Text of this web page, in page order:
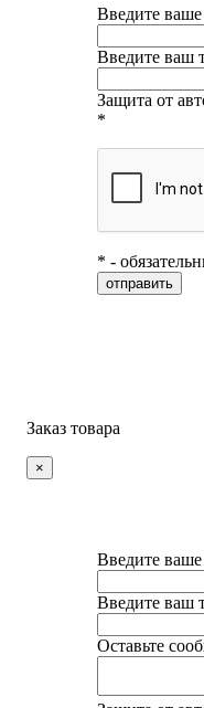
Введите
Введите ваш
Защита от
*
* -
Заказ товара
×
Введите
Введите ваш
Оставьте